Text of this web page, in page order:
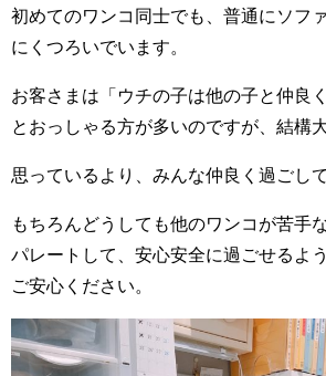
初めてのワンコ同士でも、普通にソフ
にくつろいでいます。
お客さまは「ウチの子は他の子と仲良
とおっしゃる方が多いのですが、結構
思っているより、みんな仲良く過ごし
もちろんどうしても他のワンコが苦手
パレートして、安心安全に過ごせるよ
ご安心ください。